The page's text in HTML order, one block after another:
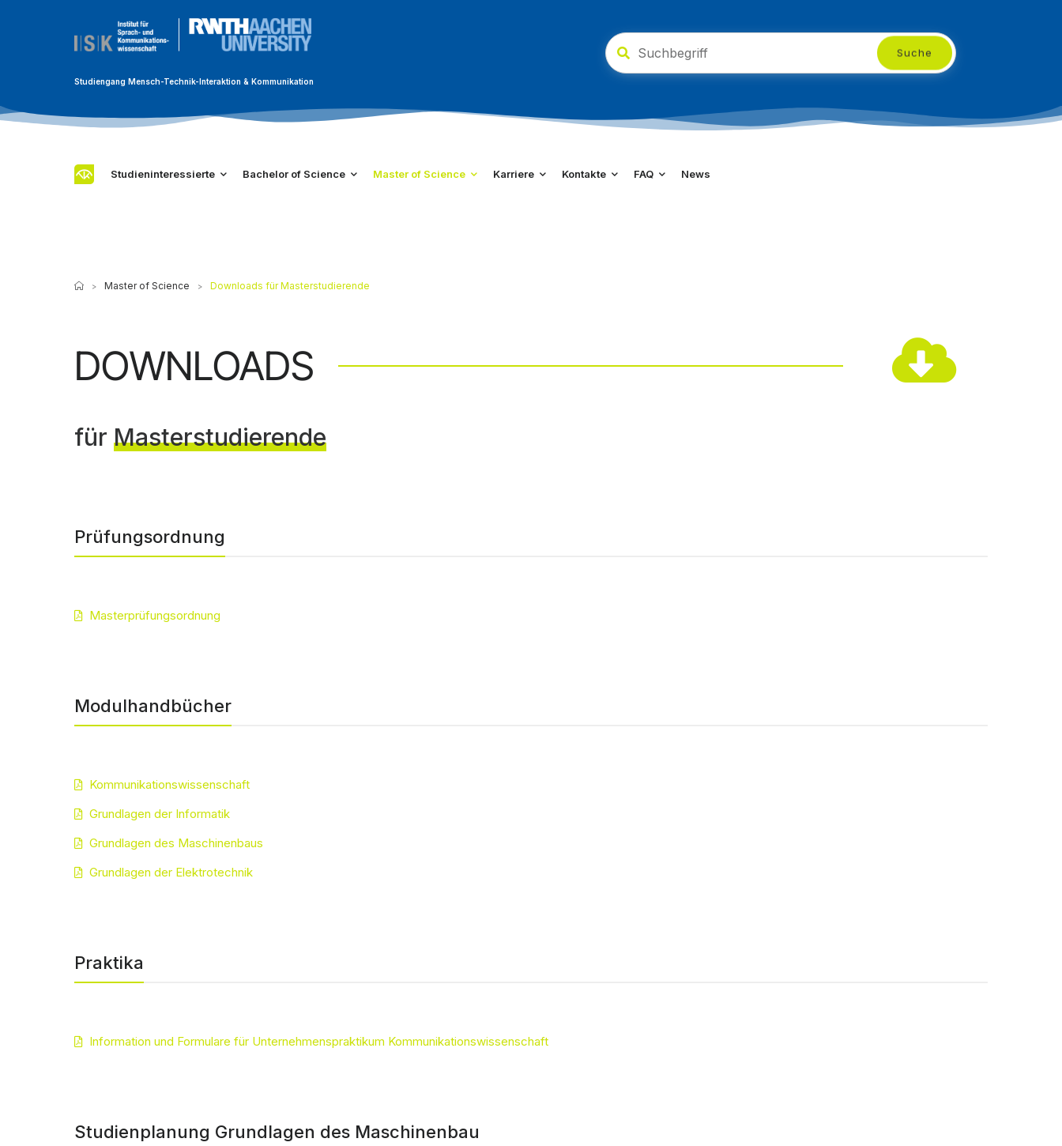
Studiengang Mensch-Technik-Interaktion & Kommunikation
Suche
Studieninteressierte Bachelor of Science Master of Science Karriere Kontakte FAQ News
> Master of Science > Downloads für Masterstudierende
DOWNLOADS
fürMasterstudierende
Prüfungsordnung
Masterprüfungsordnung
Modulhandbücher
Kommunikationswissenschaft
Grundlagen der Informatik
Grundlagen des Maschinenbaus
Grundlagen der Elektrotechnik
Praktika
Information und Formulare für Unternehmenspraktikum Kommunikationswissenschaft
Studienplanung Grundlagen des Maschinenbau